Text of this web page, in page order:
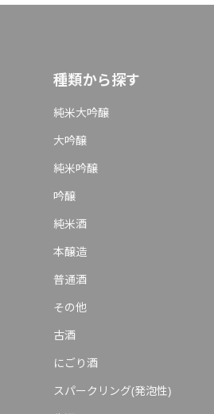
種類から探す
純米大吟醸
大吟醸
純米吟醸
吟醸
純米酒
本醸造
普通酒
その他
古酒
にごり酒
スパークリング(発泡性)